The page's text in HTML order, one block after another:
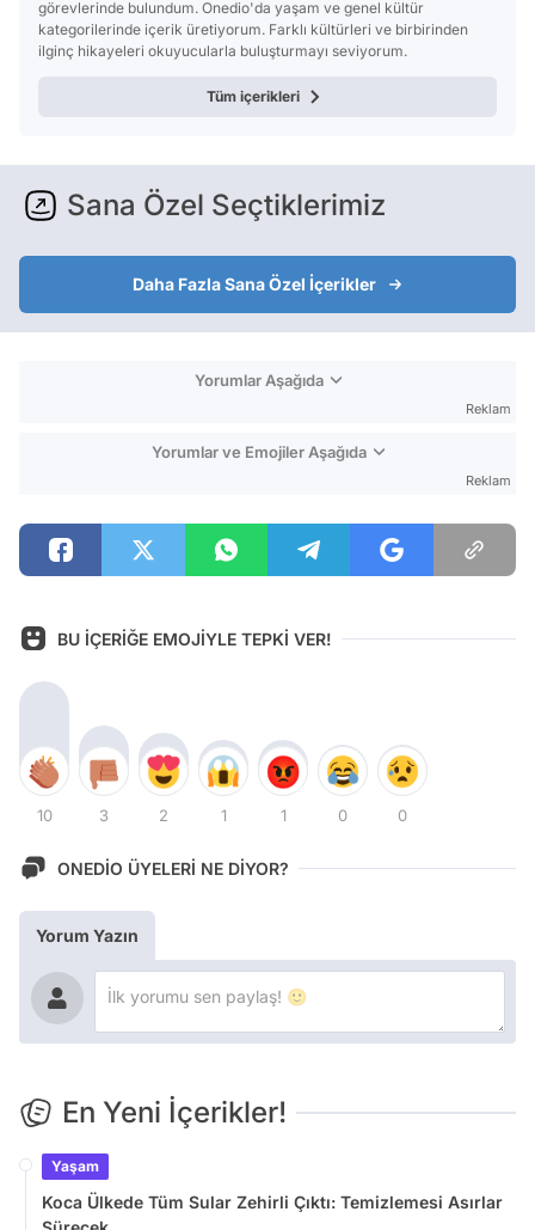
görevlerinde bulundum. Onedio'da yaşam ve genel kültür
kategorilerinde içerik üretiyorum. Farklı kültürleri ve birbirinden
ilginç hikayeleri okuyucularla buluşturmayı seviyorum.
Tüm içerikleri
Sana Özel Seçtiklerimiz
Daha Fazla Sana Özel İçerikler
Yorumlar Aşağıda
Reklam
Yorumlar ve Emojiler Aşağıda
Reklam
BU İÇERİĞE EMOJİYLE TEPKİ VER!
10 3 2 1 1 0 0
ONEDİO ÜYELERİ NE DİYOR?
Yorum Yazın
En Yeni İçerikler!
Yaşam
Koca Ülkede Tüm Sular Zehirli Çıktı: Temizlemesi Asırlar